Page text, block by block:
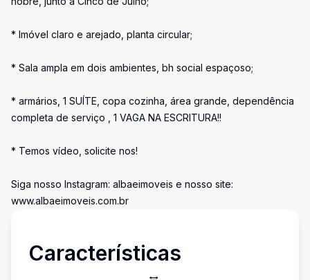
* Imóvel claro e arejado, planta circular;
* Sala ampla em dois ambientes, bh social espaçoso;
* armários, 1 SUÍTE, copa cozinha, área grande, dependência
completa de serviço , 1 VAGA NA ESCRITURA!!
* Temos vídeo, solicite nos!
Siga nosso Instagram: albaeimoveis e nosso site:
www.albaeimoveis.com.br
Características